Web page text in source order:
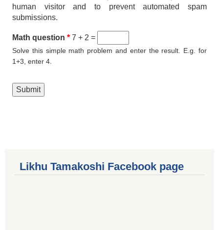
human visitor and to prevent automated spam
submissions.
Math question * 7 + 2 =
Solve this simple math problem and enter the result. E.g. for
1+3, enter 4.
Likhu Tamakoshi Facebook page